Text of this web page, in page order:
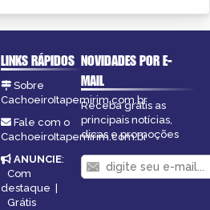
LINKS RÁPIDOS
Sobre
CachoeiroItapemirim.com.br
Fale com o
CachoeiroItapemirim.com.br
ANUNCIE:
Com
destaque
Grátis
NOVIDADES POR E-
MAIL
Receba grátis as
principais notícias,
dicas e promoções